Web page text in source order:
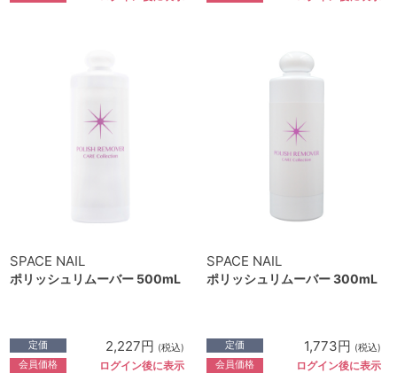
SPACE NAIL
ポリッシュリムーバー 500mL
定価 2,227円 (税込)
会員価格 ログイン後に表示
SPACE NAIL
ポリッシュリムーバー 300mL
定価 1,773円 (税込)
会員価格 ログイン後に表示